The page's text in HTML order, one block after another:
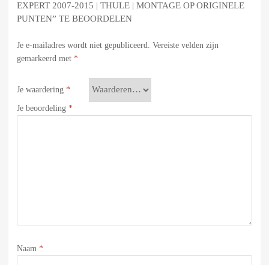
EXPERT 2007-2015 | THULE | MONTAGE OP ORIGINELE
PUNTEN” TE BEOORDELEN
Je e-mailadres wordt niet gepubliceerd.
Vereiste velden zijn
gemarkeerd met *
Je waardering *
Je beoordeling *
Naam *